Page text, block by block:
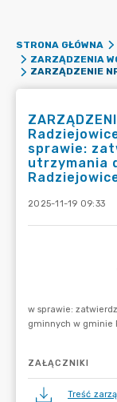
STRONA GŁÓWNA
ZARZĄDZENIA
sprawie:
utrzymania
2025-11-19 09:33
ZAŁĄCZNIKI
Treść